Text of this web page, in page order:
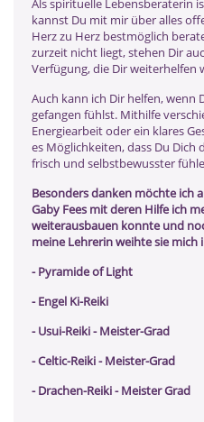
Als spirituelle Lebensberaterin
kannst Du mit mir über alles
Herz zu Herz bestmöglich
zurzeit nicht liegt, stehen Dir
Verfügung, die Dir weiterhelfen
Auch kann ich Dir helfen, wenn
gefangen fühlst. Mithilfe
Energiearbeit oder ein klares
es Möglichkeiten, dass Du
frisch und selbstbewusster
Besonders danken möchte ich
Gaby Fees mit deren Hilfe ich
weiterausbauen konnte und
meine Lehrerin weihte sie mich
- Pyramide of Light
- Engel Ki-Reiki
- Usui-Reiki - Meister-Grad
- Celtic-Reiki - Meister-Grad
- Drachen-Reiki - Meister Grad